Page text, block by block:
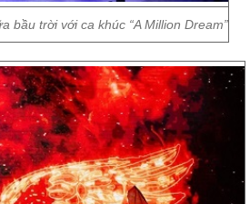
bầu trời với ca khúc “A Million Dream”